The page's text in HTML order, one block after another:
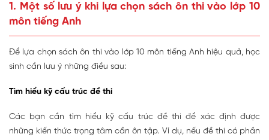
1. Một số lưu ý khi lựa chọn sách ôn thi vào lớp 10
môn tiếng Anh
Để lựa chọn sách ôn thi vào lớp 10 môn tiếng Anh hiệu quả, học
sinh cần lưu ý những điều sau:
Tìm hiểu kỹ cấu trúc đề thi
Các bạn cần tìm hiểu kỹ cấu trúc đề thi để xác định được
những kiến thức trọng tâm cần ôn tập. Ví dụ, nếu đề thi có phần